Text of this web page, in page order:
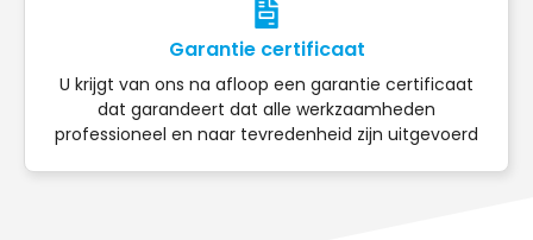
Garantie certificaat
U krijgt van ons na afloop een garantie certificaat
dat garandeert dat alle werkzaamheden
professioneel en naar tevredenheid zijn uitgevoerd